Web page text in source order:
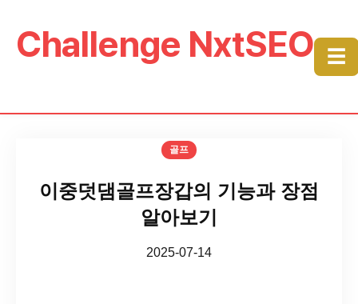
Challenge NxtSEO ☰
골프
이중덧댐골프장갑의 기능과 장점
알아보기
2025-07-14